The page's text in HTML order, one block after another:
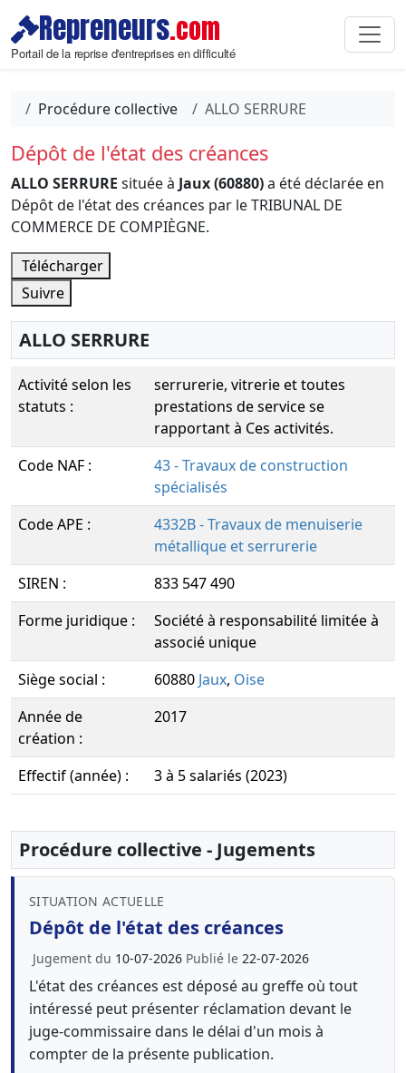
Repreneurs.com
Portail de la reprise d'entreprises en difficulté
Procédure collective ALLO SERRURE
Dépôt de l'état des créances
ALLO SERRURE située à Jaux (60880)a été déclarée en
Dépôt de l'état des créances par le TRIBUNAL DE
COMMERCE DE COMPIÈGNE.
Télécharger
Suivre
ALLO SERRURE
Activité selon les
statuts :
serrurerie, vitrerie et toutes
prestations de service se
rapportant à Ces activités.
Code NAF :
43 - Travaux de construction
spécialisés
Code APE :
4332B - Travaux de menuiserie
métallique et serrurerie
SIREN :
833 547 490
Forme juridique :
Société à responsabilité limitée à
associé unique
Siège social :
60880 Jaux, Oise
Année de
création :
2017
Effectif (année) : 3 à 5 salariés (2023)
Procédure collective - Jugements
SITUATION ACTUELLE
Dépôt de l'état des créances
Jugement du 10-07-2026 Publié le 22-07-2026
L'état des créances est déposé au greffe où tout
intéressé peut présenter réclamation devant le
juge-commissaire dans le délai d'un mois à
compter de la présente publication.